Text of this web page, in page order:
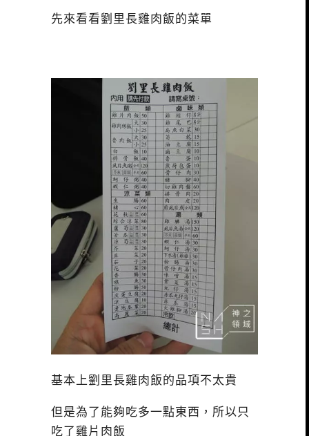
先來看看劉里長雞肉飯的菜單
基本上劉里長雞肉飯的品項不太貴
但是為了能夠吃多一點東西，所以只
吃了雞片肉飯